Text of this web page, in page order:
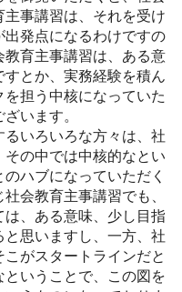
事講習は、それを受け
発点になるわけですの
育主事講習は、ある意
とか、実務経験を積ん
担う中核になっていた
います。
いろいろな方々は、社
の中では中核的なとい
ハブになっていただく
会教育主事講習でも、
、ある意味、少し目指
思いますし、一方、社
がスタートラインだと
いうことで、この図を